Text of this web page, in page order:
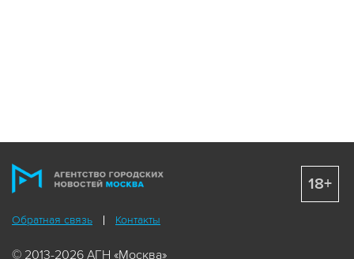
Обратная связь Контакты
© 2013-2026 АГН «Москва»
18+